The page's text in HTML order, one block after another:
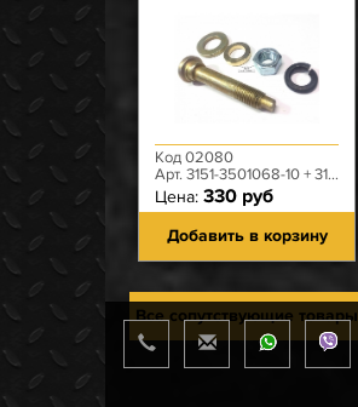
Код 02080
Арт. 3151-3501068-10 + 3151-3501030-10 +3151-3501028-10
Цена: 330 руб
Добавить в корзину
Все сопутствующие товары